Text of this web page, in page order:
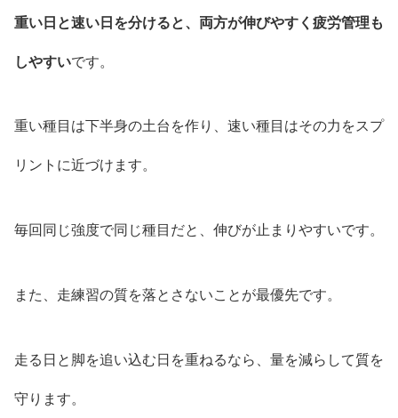
重い日と速い日を分けると、両方が伸びやすく疲労管理も
しやすいです。
重い種目は下半身の土台を作り、速い種目はその力をスプ
リントに近づけます。
毎回同じ強度で同じ種目だと、伸びが止まりやすいです。
また、走練習の質を落とさないことが最優先です。
走る日と脚を追い込む日を重ねるなら、量を減らして質を
守ります。